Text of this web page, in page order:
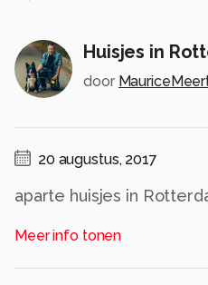
Huisjes in
door
20 augustus, 2017
aparte huisjes in
Meer info tonen